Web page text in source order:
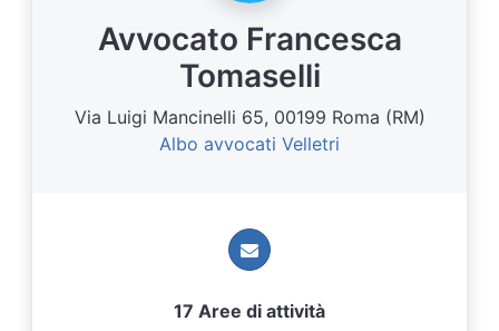
Avvocato Francesca
Tomaselli
Via Luigi Mancinelli 65, 00199 Roma (RM)
Albo avvocati Velletri
17 Aree di attività